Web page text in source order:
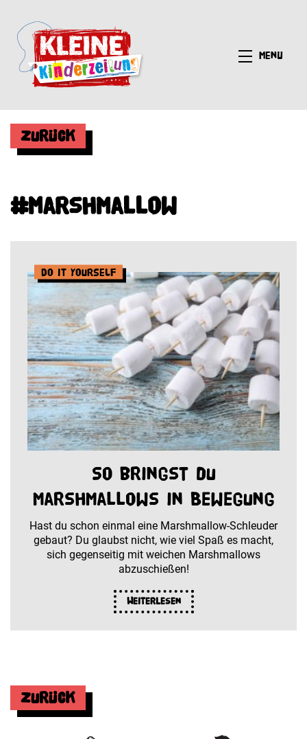
Menü
Zurück
#Marshmallow
Do it yourself
So bringst du
Marshmallows in Bewegung
Hast du schon einmal eine Marshmallow-Schleuder
gebaut? Du glaubst nicht, wie viel Spaß es macht,
sich gegenseitig mit weichen Marshmallows
abzuschießen!
Weiterlesen
Zurück